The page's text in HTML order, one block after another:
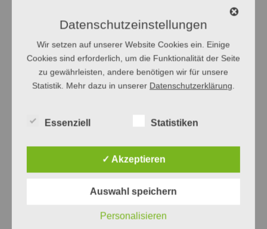
Datenschutzeinstellungen
Wir setzen auf unserer Website Cookies ein. Einige
Cookies sind erforderlich, um die Funktionalität der Seite
zu gewährleisten, andere benötigen wir für unsere
Statistik. Mehr dazu in unserer Datenschutzerklärung
Essenziell Statistiken
✓ Akzeptieren
Auswahl speichern
Personalisieren